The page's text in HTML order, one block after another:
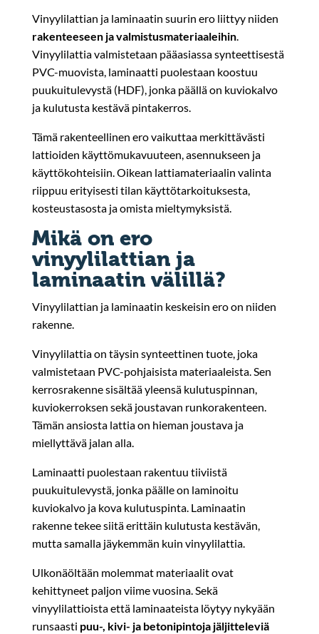
Vinyylilattian ja laminaatin suurin ero liittyy niiden
rakenteeseen ja valmistusmateriaaleihin.
Vinyylilattia valmistetaan pääasiassa synteettisestä
PVC-muovista, laminaatti puolestaan koostuu
puukuitulevystä (HDF), jonka päällä on kuviokalvo
ja kulutusta kestävä pintakerros.
Tämä rakenteellinen ero vaikuttaa merkittävästi
lattioiden käyttömukavuuteen, asennukseen ja
käyttökohteisiin. Oikean lattiamateriaalin valinta
riippuu erityisesti tilan käyttötarkoituksesta,
kosteustasosta ja omista mieltymyksistä.
Mikä on ero
vinyylilattian ja
laminaatin välillä?
Vinyylilattian ja laminaatin keskeisin ero on niiden
rakenne.
Vinyylilattia on täysin synteettinen tuote, joka
valmistetaan PVC-pohjaisista materiaaleista. Sen
kerrosrakenne sisältää yleensä kulutuspinnan,
kuviokerroksen sekä joustavan runkorakenteen.
Tämän ansiosta lattia on hieman joustava ja
miellyttävä jalan alla.
Laminaatti puolestaan rakentuu tiiviistä
puukuitulevystä, jonka päälle on laminoitu
kuviokalvo ja kova kulutuspinta. Laminaatin
rakenne tekee siitä erittäin kulutusta kestävän,
mutta samalla jäykemmän kuin vinyylilattia.
Ulkonäöltään molemmat materiaalit ovat
kehittyneet paljon viime vuosina. Sekä
vinyylilattioista että laminaateista löytyy nykyään
runsaasti puu-, kivi- ja betonipintoja jäljitteleviä